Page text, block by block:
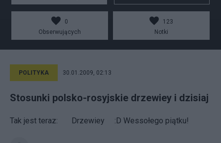
0
Obserwujących
123
Notki
POLITYKA 30.01.2009, 02:13
Stosunki polsko-rosyjskie drzewiey i dzisiaj
Tak jest teraz: Drzewiey :D Wessołego piątku!